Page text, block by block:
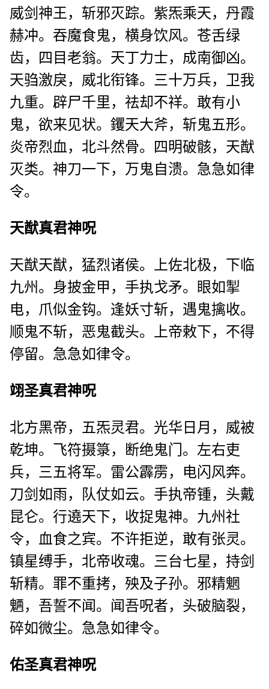
威剑神王，斩邪灭踪。紫炁乘天，丹霞
赫冲。吞魔食鬼，横身饮风。苍舌绿
齿，四目老翁。天丁力士，成南御凶。
天驺激戾，威北衔锋。三十万兵，卫我
九重。辟尸千里，祛却不祥。敢有小
鬼，欲来见状。钁天大斧，斩鬼五形。
炎帝烈血，北斗然骨。四明破骸，天猷
灭类。神刀一下，万鬼自溃。急急如律
令。
天猷真君神呪
天猷天猷，猛烈诸侯。上佐北极，下临
九州。身披金甲，手执戈矛。眼如掣
电，爪似金钩。逢妖寸斩，遇鬼擒收。
顺鬼不斩，恶鬼截头。上帝敕下，不得
停留。急急如律令。
翊圣真君神呪
北方黑帝，五炁灵君。光华日月，威被
乾坤。飞符摄箓，断绝鬼门。左右吏
兵，三五将军。雷公霹雳，电闪风奔。
刀剑如雨，队仗如云。手执帝锺，头戴
昆仑。行遶天下，收捉鬼神。九州社
令，血食之宾。不许拒逆，敢有张灵。
镇星缚手，北帝收魂。三台七星，持剑
斩精。罪不重拷，殃及子孙。邪精魍
魉，吾誓不闻。闻吾呪者，头破脑裂，
碎如微尘。急急如律令。
佑圣真君神呪